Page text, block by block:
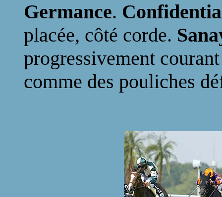
Germance.
placée, côté corde.
progressivement
comme des pouliches